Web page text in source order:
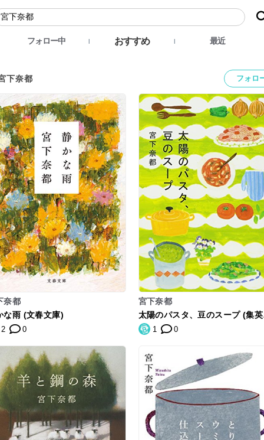
フォロー中 おすすめ 最近
下奈都 フォロ
奈都
な雨 (文春文庫)
2 0
宮下奈都
太陽のパスタ、豆のスープ (集
文庫)1 0